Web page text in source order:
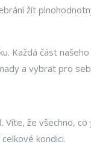
žít
Každá část
a vybrat pro
že všechno,
kondici.